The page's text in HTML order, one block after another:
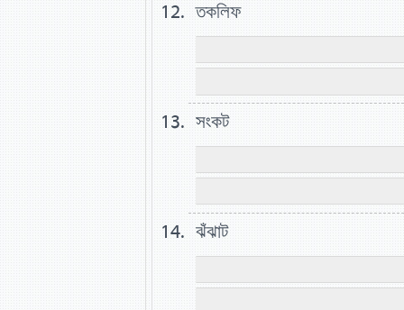
তকলিফ
সংকট
ঝঁঝাট